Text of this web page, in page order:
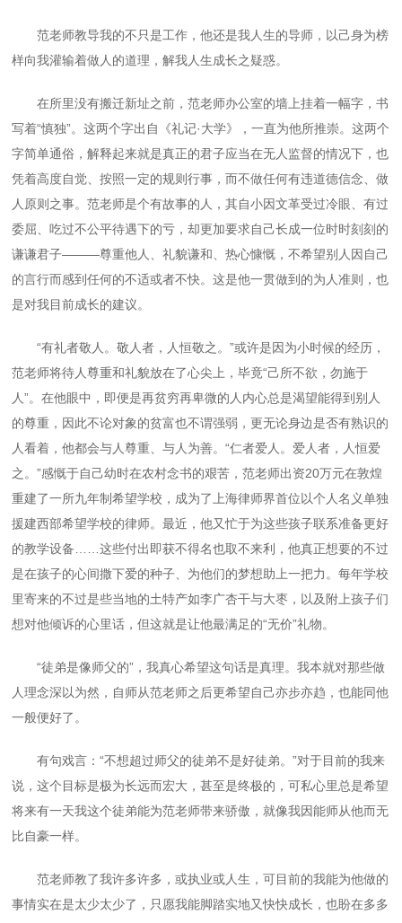
范老师教导我的不只是工作，他还是我人生的导师，以己身为榜
样向我灌输着做人的道理，解我人生成长之疑惑。
在所里没有搬迁新址之前，范老师办公室的墙上挂着一幅字，书
写着“慎独”。这两个字出自《礼记·大学》，一直为他所推崇。这两个
字简单通俗，解释起来就是真正的君子应当在无人监督的情况下，也
凭着高度自觉、按照一定的规则行事，而不做任何有违道德信念、做
人原则之事。范老师是个有故事的人，其自小因文革受过冷眼、有过
委屈、吃过不公平待遇下的亏，却更加要求自己长成一位时时刻刻的
谦谦君子———尊重他人、礼貌谦和、热心慷慨，不希望别人因自己
的言行而感到任何的不适或者不快。这是他一贯做到的为人准则，也
是对我目前成长的建议。
“有礼者敬人。敬人者，人恒敬之。”或许是因为小时候的经历，
范老师将待人尊重和礼貌放在了心尖上，毕竟“己所不欲，勿施于
人”。在他眼中，即便是再贫穷再卑微的人内心总是渴望能得到别人
的尊重，因此不论对象的贫富也不谓强弱，更无论身边是否有熟识的
人看着，他都会与人尊重、与人为善。“仁者爱人。爱人者，人恒爱
之。”感慨于自己幼时在农村念书的艰苦，范老师出资20万元在敦煌
重建了一所九年制希望学校，成为了上海律师界首位以个人名义单独
援建西部希望学校的律师。最近，他又忙于为这些孩子联系准备更好
的教学设备……这些付出即获不得名也取不来利，他真正想要的不过
是在孩子的心间撒下爱的种子、为他们的梦想助上一把力。每年学校
里寄来的不过是些当地的土特产如李广杏干与大枣，以及附上孩子们
想对他倾诉的心里话，但这就是让他最满足的“无价”礼物。
“徒弟是像师父的”，我真心希望这句话是真理。我本就对那些做
人理念深以为然，自师从范老师之后更希望自己亦步亦趋，也能同他
一般便好了。
有句戏言：“不想超过师父的徒弟不是好徒弟。”对于目前的我来
说，这个目标是极为长远而宏大，甚至是终极的，可私心里总是希望
将来有一天我这个徒弟能为范老师带来骄傲，就像我因能师从他而无
比自豪一样。
范老师教了我许多许多，或执业或人生，可目前的我能为他做的
事情实在是太少太少了，只愿我能脚踏实地又快快成长，也盼在多多